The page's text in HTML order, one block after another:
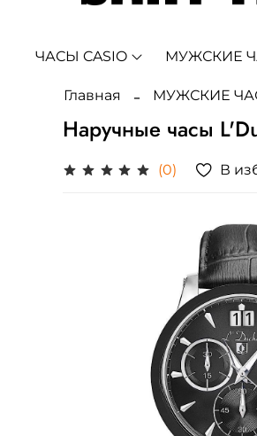
ЧАСЫ CASIO МУЖСКИЕ
Главная МУЖСКИЕ
Наручные часы
(0) В